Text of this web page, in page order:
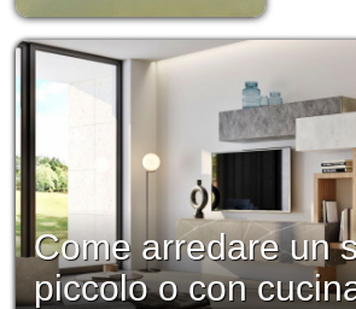
Come arredare un
piccolo o con